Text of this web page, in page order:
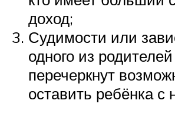
доход;
Судимости или
одного из
перечеркнут
оставить ребёнка с